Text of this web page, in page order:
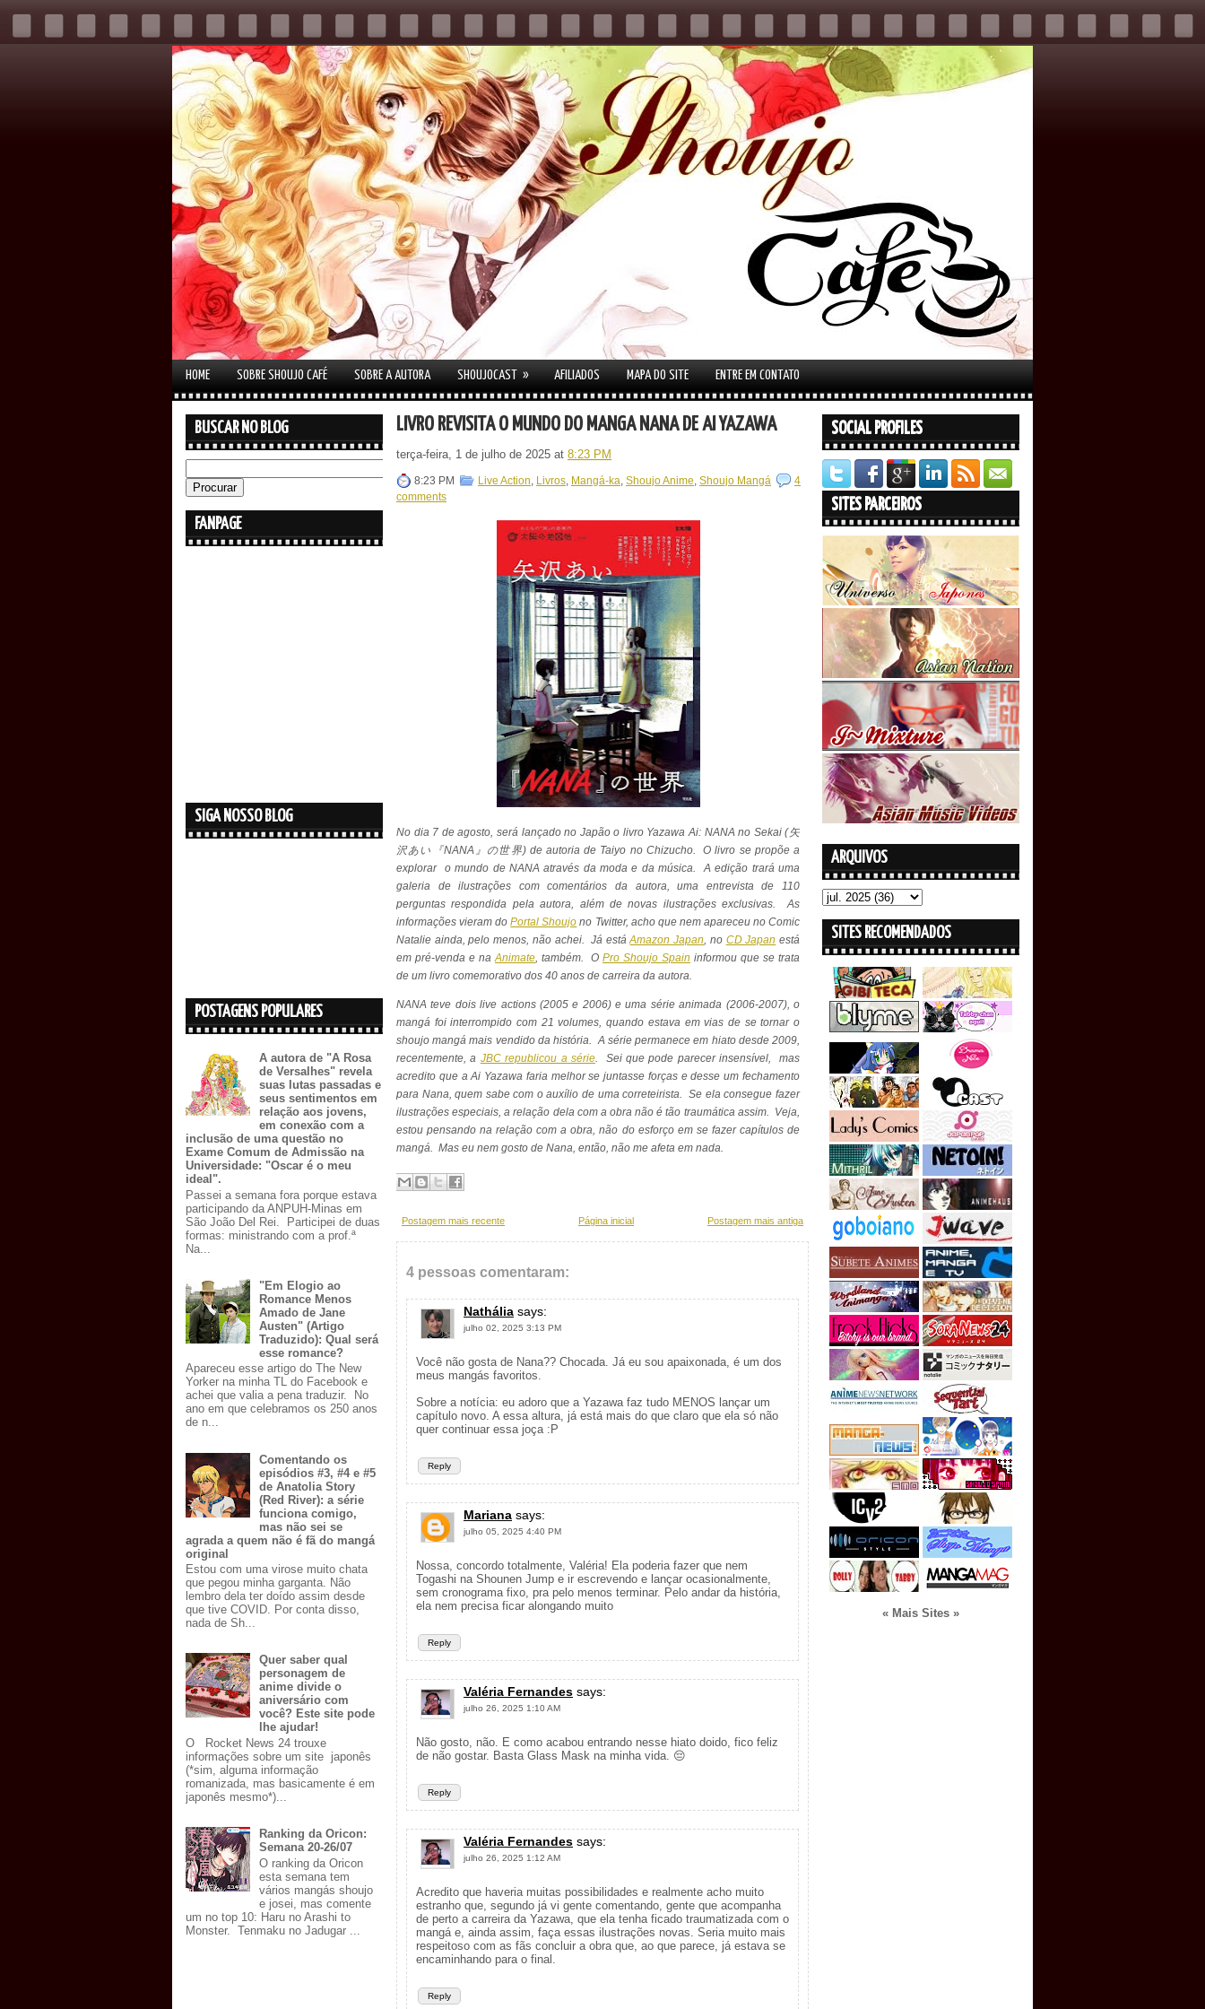
HOME SOBRE SHOUJO CAFÉ SOBRE A AUTORA SHOUJOCAST » AFILIADOS MAPA DO SITE ENTRE EM CONTATO
BUSCAR NO BLOG
FANPAGE
SIGA NOSSO BLOG
POSTAGENS POPULARES
A autora de "A Rosa
de Versalhes" revela
suas lutas passadas e
seus sentimentos em
relação aos jovens,
em conexão com a
inclusão de uma questão no
Exame Comum de Admissão na
Universidade: "Oscar é o meu
ideal".
Passei a semana fora porque estava
participando da ANPUH-Minas em
São João Del Rei. Participei de duas
formas: ministrando com a prof.ª
Na...
"Em Elogio ao
Romance Menos
Amado de Jane
Austen" (Artigo
Traduzido): Qual será
esse romance?
Apareceu esse artigo do The New
Yorker na minha TL do Facebook e
achei que valia a pena traduzir. No
ano em que celebramos os 250 anos
de n...
Comentando os
episódios #3, #4 e #5
de Anatolia Story
(Red River): a série
funciona comigo,
mas não sei se
agrada a quem não é fã do mangá
original
Estou com uma virose muito chata
que pegou minha garganta. Não
lembro dela ter doído assim desde
que tive COVID. Por conta disso,
nada de Sh...
Quer saber qual
personagem de
anime divide o
aniversário com
você? Este site pode
lhe ajudar!
O Rocket News 24 trouxe
informações sobre um site japonês
(*sim, alguma informação
romanizada, mas basicamente é em
japonês mesmo*)...
Ranking da Oricon:
Semana 20-26/07
O ranking da Oricon
esta semana tem
vários mangás shoujo
e josei, mas comente
um no top 10: Haru no Arashi to
Monster. Tenmaku no Jadugar ...
LIVRO REVISITA O MUNDO DO MANGÁ NANA DE AI YAZAWA
terça-feira, 1 de julho de 2025 at 8:23 PM
8:23 PM Live Action, Livros, Mangá-ka, Shoujo Anime, Shoujo Mangá
4
comments
No dia 7 de agosto, será lançado no Japão o livro Yazawa Ai: NANA no Sekai (矢
沢あい『NANA』の世界) de autoria de Taiyo no Chizucho. O livro se propõe a
explorar o mundo de NANA através da moda e da música. A edição trará uma
galeria de ilustrações com comentários da autora, uma entrevista de 110
perguntas respondida pela autora, além de novas ilustrações exclusivas. As
informações vieram doPortal Shoujo no Twitter, acho que nem apareceu no Comic
Natalie ainda, pelo menos, não achei. Já estáAmazon Japan, no CD Japan está
em pré-venda e naAnimate, também. O Pro Shoujo Spain informou que se trata
de um livro comemorativo dos 40 anos de carreira da autora.
NANA teve dois live actions (2005 e 2006) e uma série animada (2006-2007), o
mangá foi interrompido com 21 volumes, quando estava em vias de se tornar o
shoujo mangá mais vendido da história. A série permanece em hiato desde 2009,
recentemente, a JBC republicou a série. Sei que pode parecer insensível, mas
acredito que a Ai Yazawa faria melhor se juntasse forças e desse um fechamento
para Nana, quem sabe com o auxílio de uma correteirista. Se ela consegue fazer
ilustrações especiais, a relação dela com a obra não é tão traumática assim. Veja,
estou pensando na relação com a obra, não do esforço em se fazer capítulos de
mangá. Mas eu nem gosto de Nana, então, não me afeta em nada.
Postagem mais recente Postagem mais antiga
Página inicial
4 pessoas comentaram:
Nathália says:
julho 02, 2025 3:13 PM
Reply
Você não gosta de Nana?? Chocada. Já eu sou apaixonada, é um dos
meus mangás favoritos.
Sobre a notícia: eu adoro que a Yazawa faz tudo MENOS lançar um
capítulo novo. A essa altura, já está mais do que claro que ela só não
quer continuar essa joça :P
Mariana says:
julho 05, 2025 4:40 PM
Reply
Nossa, concordo totalmente, Valéria! Ela poderia fazer que nem
Togashi na Shounen Jump e ir escrevendo e lançar ocasionalmente,
sem cronograma fixo, pra pelo menos terminar. Pelo andar da história,
ela nem precisa ficar alongando muito
Valéria Fernandes says:
julho 26, 2025 1:10 AM
Reply
Não gosto, não. E como acabou entrando nesse hiato doido, fico feliz
de não gostar. Basta Glass Mask na minha vida. 😔
Valéria Fernandes says:
julho 26, 2025 1:12 AM
Reply
Acredito que haveria muitas possibilidades e realmente acho muito
estranho que, segundo já vi gente comentando, gente que acompanha
de perto a carreira da Yazawa, que ela tenha ficado traumatizada com o
mangá e, ainda assim, faça essas ilustrações novas. Seria muito mais
respeitoso com as fãs concluir a obra que, ao que parece, já estava se
encaminhando para o final.
SOCIAL PROFILES
SITES PARCEIROS
ARQUIVOS
SITES RECOMENDADOS
« Mais Sites »